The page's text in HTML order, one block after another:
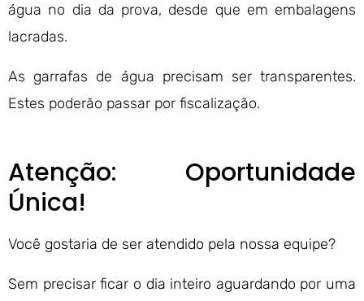
água no dia da prova, desde que em embalagens
lacradas.
As garrafas de água precisam ser transparentes.
Estes poderão passar por fiscalização.
Atenção: Oportunidade
Única!
Você gostaria de ser atendido pela nossa equipe?
Sem precisar ficar o dia inteiro aguardando por uma